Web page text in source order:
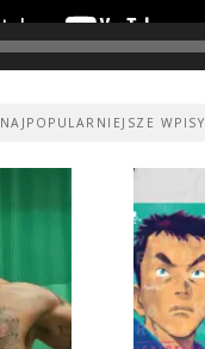
NAJPOPULARNIEJSZE WPISY